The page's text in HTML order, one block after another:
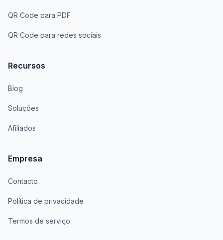
QR Code para PDF
QR Code para redes sociais
Recursos
Blog
Soluções
Afiliados
Empresa
Contacto
Política de privacidade
Termos de serviço